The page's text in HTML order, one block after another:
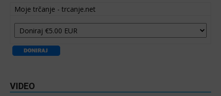
Moje trčanje - trcanje.net
VIDEO